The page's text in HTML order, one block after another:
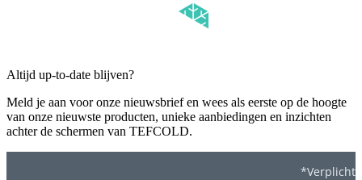
Altijd up-to-date blijven?
Meld je aan voor onze nieuwsbrief en wees als eerste op de hoogte
van onze nieuwste producten, unieke aanbiedingen en inzichten
achter de schermen van TEFCOLD.
*Verplicht